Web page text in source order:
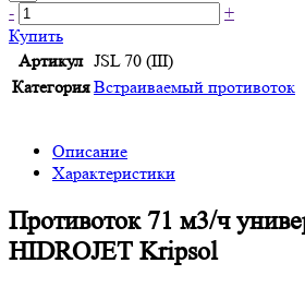
-
+
Купить
Артикул JSL 70 (III)
Категория Встраиваемый противоток
Описание
Характеристики
Противоток 71 м3/ч
HIDROJET Kripsol